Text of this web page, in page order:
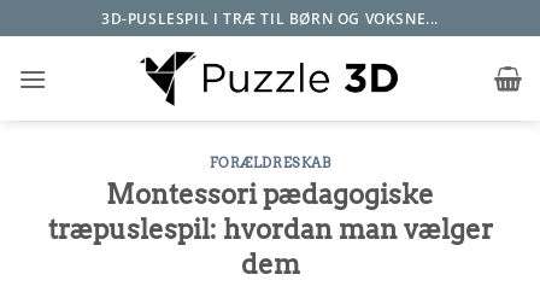
til
indhold
3D-PUSLESPIL I TRÆ TIL BØRN OG VOKSNE...
FORÆLDRESKAB
Montessori pædagogiske
træpuslespil: hvordan man vælger
dem